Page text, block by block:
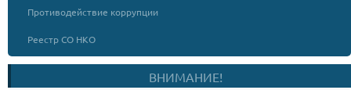
Противодействие коррупции
Реестр СО НКО
ВНИМАНИЕ!